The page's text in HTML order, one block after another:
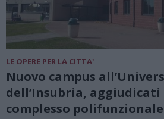
LE OPERE PER LA CITTA'
Nuovo campus
dell’Insubria,
complesso